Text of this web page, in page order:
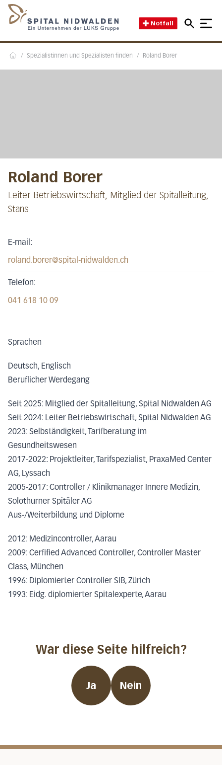
Notfall
/ Spezialistinnen und Spezialisten finden / Roland Borer
Roland Borer
Leiter Betriebswirtschaft, Mitglied der Spitalleitung,
Stans
E-mail:
roland.borer@spital-nidwalden.ch
Telefon:
041 618 10 09
Sprachen
Deutsch, Englisch
Beruflicher Werdegang
Seit 2025: Mitglied der Spitalleitung, Spital Nidwalden AG
Seit 2024: Leiter Betriebswirtschaft, Spital Nidwalden AG
2023: Selbständigkeit, Tarifberatung im
Gesundheitswesen
2017-2022: Projektleiter, Tarifspezialist, PraxaMed Center
AG, Lyssach
2005-2017: Controller / Klinikmanager Innere Medizin,
Solothurner Spitäler AG
Aus-/Weiterbildung und Diplome
2012: Medizincontroller, Aarau
2009: Cerfified Advanced Controller, Controller Master
Class, München
1996: Diplomierter Controller SIB, Zürich
1993: Eidg. diplomierter Spitalexperte, Aarau
War diese Seite hilfreich?
Ja Nein